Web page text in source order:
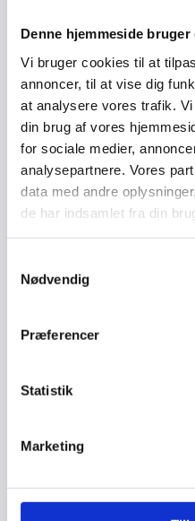
Denne hjemmeside bruger
Vi bruger cookies til at
annoncer, til at vise dig
at analysere vores trafik.
din brug af vores
for sociale medier,
analysepartnere. Vores
data med andre
de har indsamlet fra din
Nødvendig
Præferencer
Statistik
Marketing
Har du spørgsmål til
Vi prismatcher - Klik
Relaterede
bakker, Hendi